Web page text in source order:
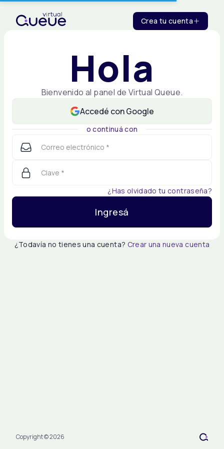
Crea tu cuenta
Hola
Bienvenido al panel de Virtual Queue.
Accedé con Google
o continuá con
Correo electrónico *
Clave *
¿Has olvidado tu contraseña?
Ingresá
¿Todavía no tienes una cuenta? Crear una nueva cuenta
Copyright © 2026